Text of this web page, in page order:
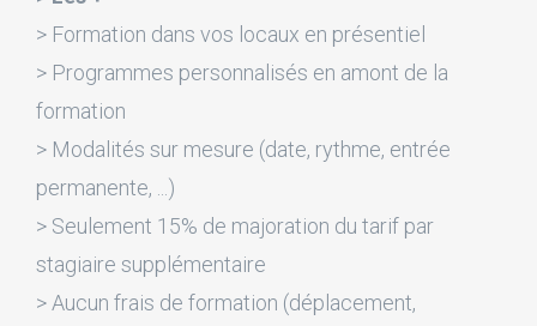
> Formation dans vos locaux en présentiel
> Programmes personnalisés en amont de la
formation
> Modalités sur mesure (date, rythme, entrée
permanente, ...)
> Seulement 15% de majoration du tarif par
stagiaire supplémentaire
> Aucun frais de formation (déplacement,